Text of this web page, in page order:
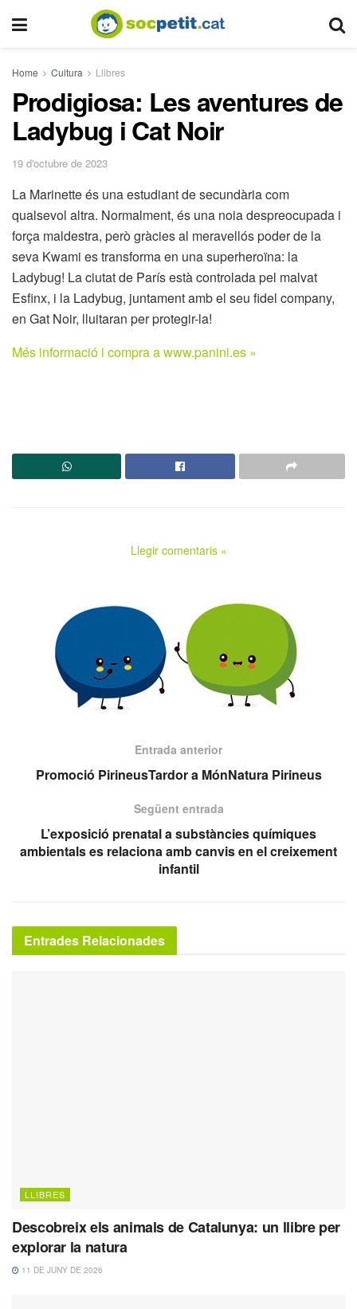
Home Cultura Llibres
Prodigiosa: Les aventures de
Ladybug i Cat Noir
19 d'octubre de 2023
La Marinette és una estudiant de secundària com
qualsevol altra. Normalment, és una noia despreocupada i
força maldestra, però gràcies al meravellós poder de la
seva Kwami es transforma en una superheroïna: la
Ladybug! La ciutat de París està controlada pel malvat
Esfinx, i la Ladybug, juntament amb el seu fidel company,
en Gat Noir, lluitaran per protegir-la!
Més informació i compra a www.panini.es »
Llegir comentaris »
Entrada anterior
Promoció PirineusTardor a MónNatura Pirineus
Següent entrada
L’exposició prenatal a substàncies químiques
ambientals es relaciona amb canvis en el creixement
infantil
Entrades Relacionades
LLIBRES
Descobreix els animals de Catalunya: un llibre per
explorar la natura
11 DE JUNY DE 2026